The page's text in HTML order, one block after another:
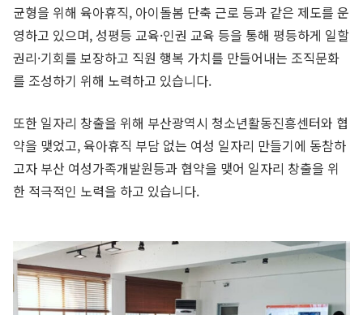
균형을 위해 육아휴직, 아이돌봄 단축 근로 등과 같은 제도를 운
영하고 있으며, 성평등 교육·인권 교육 등을 통해 평등하게 일할
권리·기회를 보장하고 직원 행복 가치를 만들어내는 조직문화
를 조성하기 위해 노력하고 있습니다.
또한 일자리 창출을 위해 부산광역시 청소년활동진흥센터와 협
약을 맺었고, 육아휴직 부담 없는 여성 일자리 만들기에 동참하
고자 부산 여성가족개발원등과 협약을 맺어 일자리 창출을 위
한 적극적인 노력을 하고 있습니다.